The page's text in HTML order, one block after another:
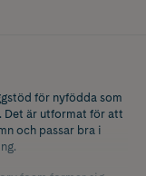
för nyfödda som
Det är utformat för att
och passar bra i